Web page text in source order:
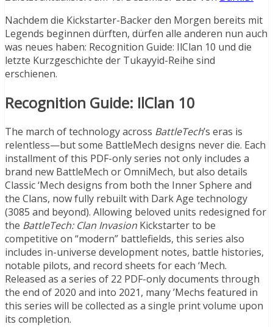
Nachdem die Kickstarter-Backer den Morgen bereits mit
Legends beginnen dürften, dürfen alle anderen nun auch
was neues haben: Recognition Guide: IlClan 10 und die
letzte Kurzgeschichte der Tukayyid-Reihe sind
erschienen.
Recognition Guide: IlClan 10
The march of technology across BattleTech’s eras is
relentless—but some BattleMech designs never die. Each
installment of this PDF-only series not only includes a
brand new BattleMech or OmniMech, but also details
Classic ‘Mech designs from both the Inner Sphere and
the Clans, now fully rebuilt with Dark Age technology
(3085 and beyond). Allowing beloved units redesigned for
the BattleTech: Clan Invasion Kickstarter to be
competitive on “modern” battlefields, this series also
includes in-universe development notes, battle histories,
notable pilots, and record sheets for each ‘Mech.
Released as a series of 22 PDF-only documents through
the end of 2020 and into 2021, many ’Mechs featured in
this series will be collected as a single print volume upon
its completion.